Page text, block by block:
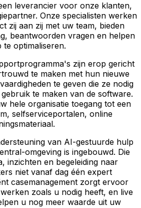
leverancier voor onze klanten,
Onze specialisten werken
zij aan zij met uw team, bieden
beantwoorden vragen en helpen
optimaliseren.
zijn erop gericht
te maken met hun nieuwe
te geven die ze nodig
te maken van de software.
hele organisatie toegang tot een
selfserviceportalen, online
van AI-gestuurde hulp
omgeving is ingebouwd. Die
inzichten en begeleiding naar
niet vanaf dag één expert
casemanagement zorgt ervoor
zoals u nodig heeft, en live
u nog meer waarde uit uw